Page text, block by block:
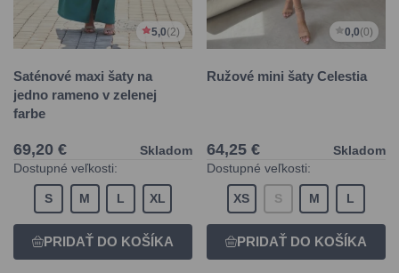
5,0(2)
Saténové maxi šaty na
jedno rameno v zelenej
farbe
69,20 €
Skladom
Dostupné veľkosti:
S M L XL
0,0(0)
Ružové mini šaty Celestia
64,25 €
Skladom
Dostupné veľkosti:
XS S M L